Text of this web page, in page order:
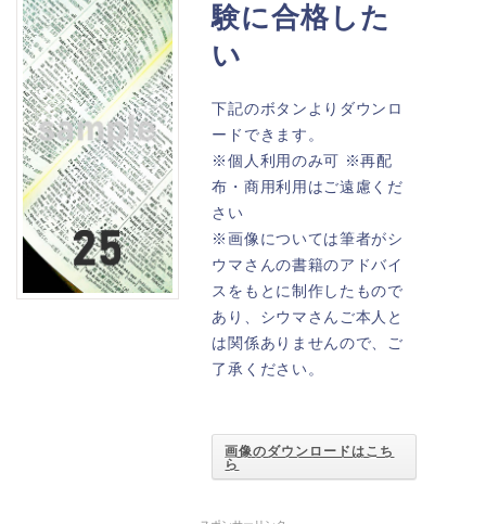
験に合格した
い
下記のボタンよりダウンロ
ードできます。
※個人利用のみ可 ※再配
布・商用利用はご遠慮くだ
さい
※画像については筆者がシ
ウマさんの書籍のアドバイ
スをもとに制作したもので
あり、シウマさんご本人と
は関係ありませんので、ご
了承ください。
画像のダウンロードはこち
ら